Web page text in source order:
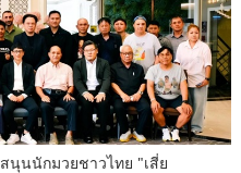
นุนนักมวยชาวไทย "เสี่ย